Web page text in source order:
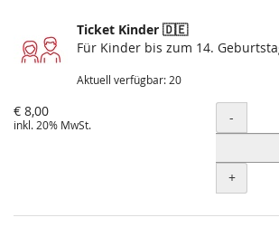
Ticket Kinder 🇩🇪
Für Kinder bis zum 14.
Aktuell verfügbar: 20
€ 8,00
inkl. 20% MwSt. Menge
-
+